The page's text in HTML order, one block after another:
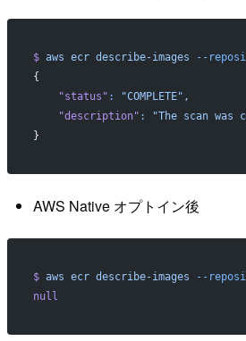
$ aws ecr describe-images --
{
    "status"
:
"COMPLETE",
    "description"
:
"The scan was
}
AWS Native オプトイン後
$ aws ecr describe-images --
null